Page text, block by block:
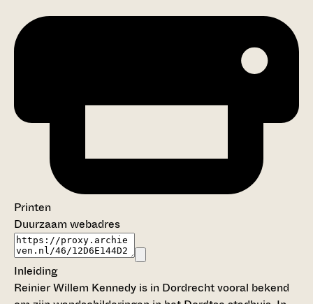
Printen
Duurzaam webadres
Inleiding
Reinier Willem Kennedy is in Dordrecht vooral bekend